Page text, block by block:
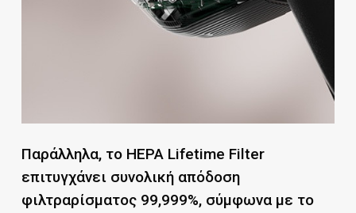
Παράλληλα, το HEPA Lifetime Filter
επιτυγχάνει συνολική απόδοση
φιλτραρίσματος 99,999%, σύμφωνα με το